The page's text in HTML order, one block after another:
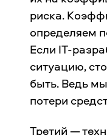
риска.
определяем
Если IT-
ситуацию,
быть. Ведь
потери
Третий —